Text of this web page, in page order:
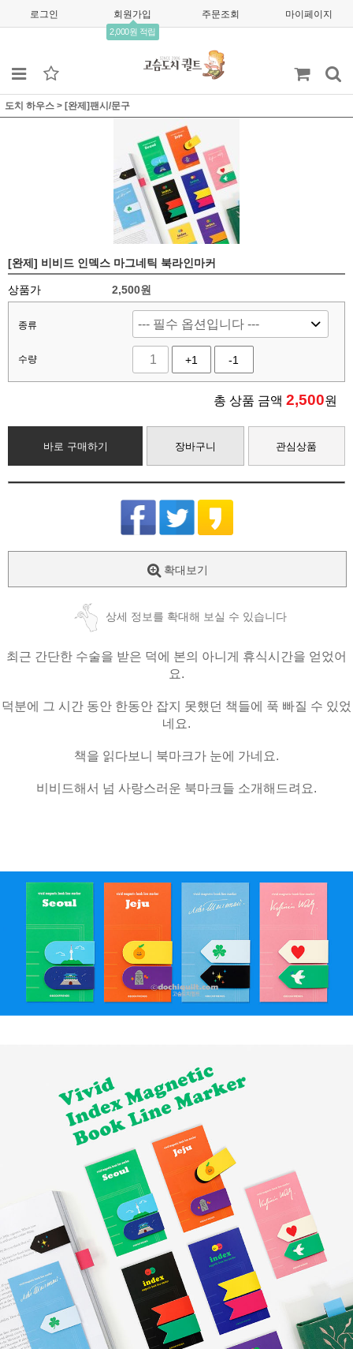
로그인 회원가입
2,000원 적립
주문조회 마이페이지
도치 하우스 > [완제]팬시/문구
[완제] 비비드 인덱스 마그네틱 북라인마커
상품가 2,500원
종류
수량 +1 -1
총 상품 금액 2,500원
바로 구매하기 장바구니 관심상품
확대보기
상세 정보를 확대해 보실 수 있습니다
최근 간단한 수술을 받은 덕에 본의 아니게 휴식시간을 얻었어
요.
덕분에 그 시간 동안 한동안 잡지 못했던 책들에 푹 빠질 수 있었
네요.
책을 읽다보니 북마크가 눈에 가네요.
비비드해서 넘 사랑스러운 북마크들 소개해드려요.